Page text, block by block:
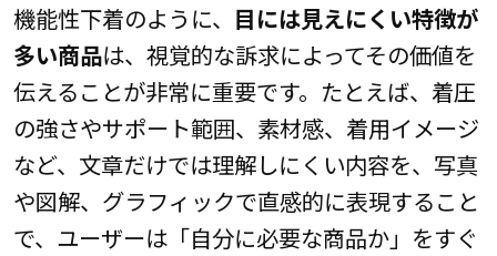
機能性下着のように、 目には見えにくい特徴が
多い商品は、視覚的な訴求によってその価値を
伝えることが非常に重要です。たとえば、着圧
の強さやサポート範囲、素材感、着用イメージ
など、文章だけでは理解しにくい内容を、写真
や図解、グラフィックで直感的に表現すること
で、ユーザーは「自分に必要な商品か」をすぐ